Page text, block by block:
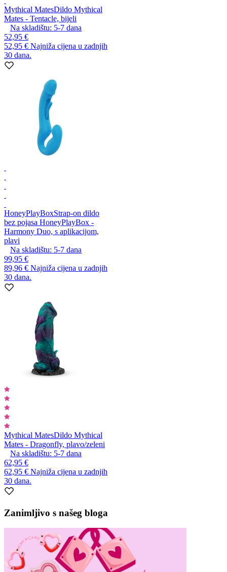
Mythical MatesDildo Mythical
Mates - Tentacle, bijeli
Na skladištu: 5-7 dana
52,95 €
52,95 € Najniža cijena u zadnjih
30 dana.
HoneyPlayBoxStrap-on dildo
bez pojasa HoneyPlayBox -
Harmony Duo, s aplikacijom,
plavi
Na skladištu: 5-7 dana
99,95 €
89,96 € Najniža cijena u zadnjih
30 dana.
Mythical MatesDildo Mythical
Mates - Dragonfly, plavo/zeleni
Na skladištu: 5-7 dana
62,95 €
62,95 € Najniža cijena u zadnjih
30 dana.
Zanimljivo s našeg bloga